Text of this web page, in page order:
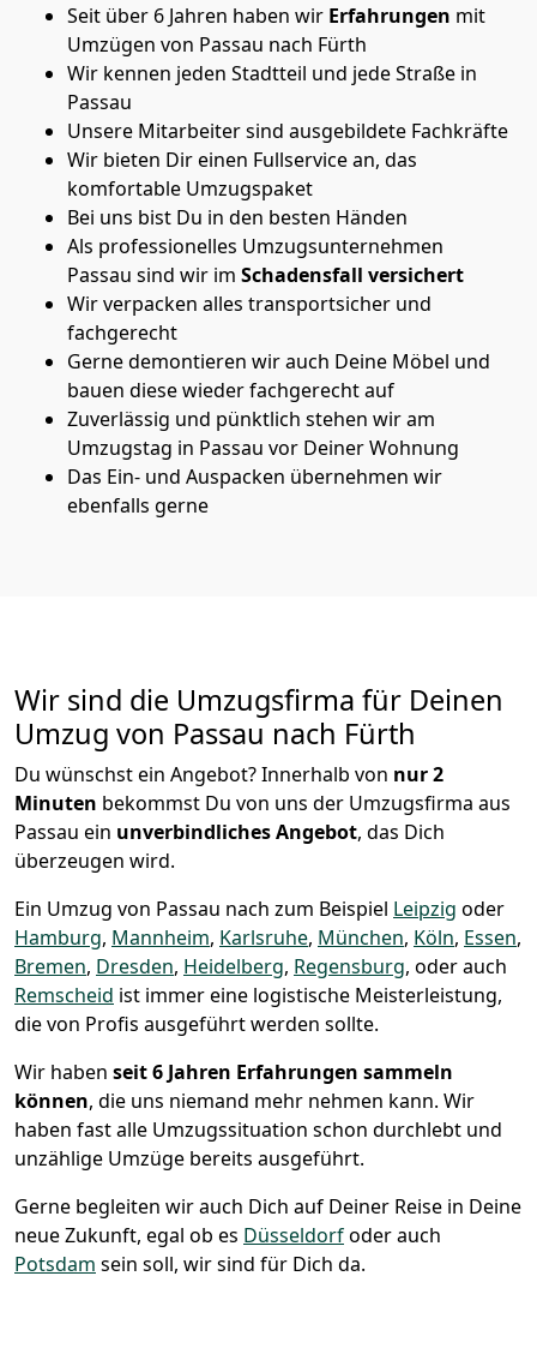
Seit über 6 Jahren haben wir Erfahrungen mit
Umzügen von Passau nach Fürth
Wir kennen jeden Stadtteil und jede Straße in
Passau
Unsere Mitarbeiter sind ausgebildete Fachkräfte
Wir bieten Dir einen Fullservice an, das
komfortable Umzugspaket
Bei uns bist Du in den besten Händen
Als professionelles Umzugsunternehmen
Passau sind wir im Schadensfall versichert
Wir verpacken alles transportsicher und
fachgerecht
Gerne demontieren wir auch Deine Möbel und
bauen diese wieder fachgerecht auf
Zuverlässig und pünktlich stehen wir am
Umzugstag in Passau vor Deiner Wohnung
Das Ein- und Auspacken übernehmen wir
ebenfalls gerne
Wir sind die Umzugsfirma für Deinen
Umzug von Passau nach Fürth
Du wünschst ein Angebot? Innerhalb von nur 2
Minuten bekommst Du von uns der Umzugsfirma aus
Passau ein unverbindliches Angebot, das Dich
überzeugen wird.
Ein Umzug von Passau nach zum Beispiel Leipzig oder
Hamburg, Mannheim, Karlsruhe, München, Köln, Essen,
Bremen, Dresden, Heidelberg, Regensburg, oder auch
Remscheid ist immer eine logistische Meisterleistung,
die von Profis ausgeführt werden sollte.
Wir haben seit6 Jahren Erfahrungen sammeln
können, die uns niemand mehr nehmen kann. Wir
haben fast alle Umzugssituation schon durchlebt und
unzählige Umzüge bereits ausgeführt.
Gerne begleiten wir auch Dich auf Deiner Reise in Deine
neue Zukunft, egal ob es Düsseldorfoder auch
Potsdam sein soll, wir sind für Dich da.